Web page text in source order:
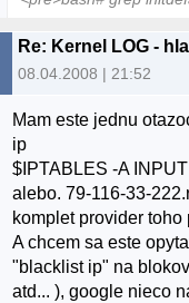
Re: Kernel LOG -
08.04.2008 | 21:52
Mam este jednu
ip
$IPTABLES -A
alebo. 79-116-33-
komplet provider
A chcem sa este
"blacklist ip" na
atd... ), google nieco